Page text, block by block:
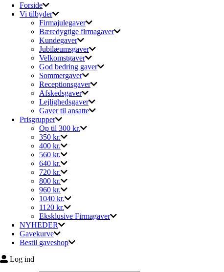
Forside
Vi tilbyder
Firmajulegaver
Bæredygtige firmagaver
Kundegaver
Jubilæumsgaver
Velkomstgaver
God bedring gaver
Sommergaver
Receptionsgaver
Afskedsgaver
Lejlighedsgaver
Gaver til ansatte
Prisgrupper
Op til 300 kr.
350 kr.
400 kr.
560 kr.
640 kr.
720 kr.
800 kr.
960 kr.
1040 kr.
1120 kr.
Eksklusive Firmagaver
NYHEDER
Gavekurve
Bestil gaveshop
Log ind